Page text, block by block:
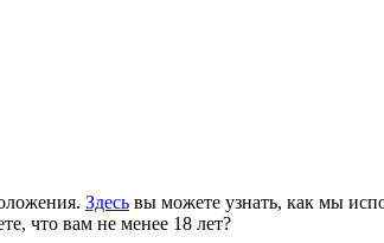
Здесь вы можете узнать, как мы
что вам не менее 18 лет?